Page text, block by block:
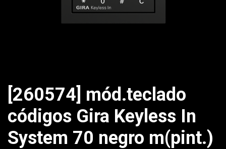
[260574] mód.teclado
códigos Gira Keyless In
System 70 negro m(pint.)